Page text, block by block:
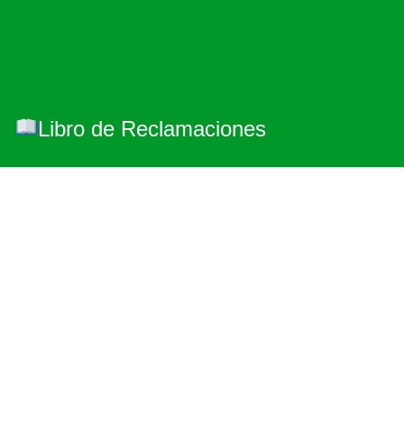
Libro de Reclamaciones